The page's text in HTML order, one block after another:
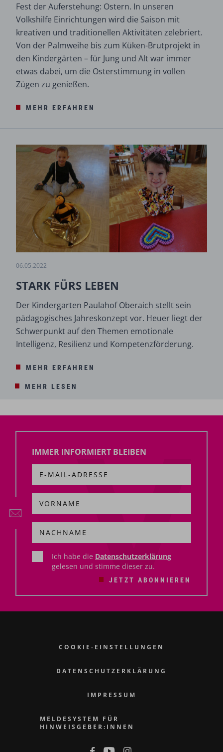
Fest der Auferstehung: Ostern. In unseren
Volkshilfe Einrichtungen wird die Saison mit
kreativen und traditionellen Aktivitäten zelebriert.
Von der Palmweihe bis zum Küken-Brutprojekt in
den Kindergärten – für Jung und Alt war immer
etwas dabei, um die Osterstimmung in vollen
Zügen zu genießen.
MEHR ERFAHREN
06.05.2022
STARK FÜRS LEBEN
Der Kindergarten Paulahof Oberaich stellt sein
pädagogisches Jahreskonzept vor. Heuer liegt der
Schwerpunkt auf den Themen emotionale
Intelligenz, Resilienz und Kompetenzförderung.
MEHR ERFAHREN
MEHR LESEN
IMMER INFORMIERT BLEIBEN
JETZT ABONNIEREN
Ich habe die Datenschutzerklärung
gelesen und stimme dieser zu.
COOKIE-EINSTELLUNGEN
DATENSCHUTZERKLÄRUNG
IMPRESSUM
MELDESYSTEM FÜR
HINWEISGEBER:INNEN